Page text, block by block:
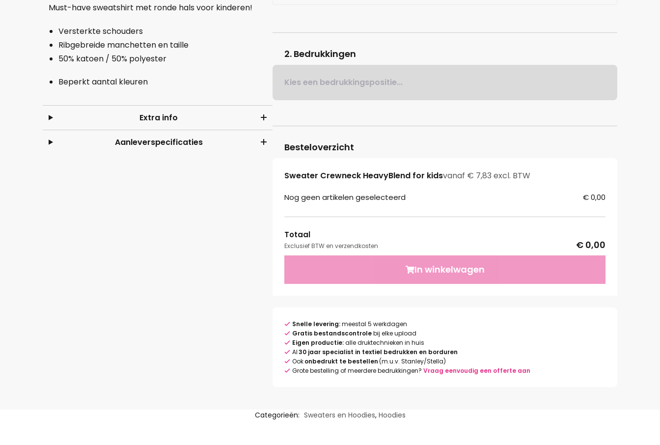
Must-have sweatshirt met ronde hals voor kinderen!
Versterkte schouders
Ribgebreide manchetten en taille
50% katoen / 50% polyester
Beperkt aantal kleuren
Extra info
Aanleverspecificaties
2. Bedrukkingen
Kies een bedrukkingspositie...
Besteloverzicht
Sweater Crewneck HeavyBlend for kidsvanaf € 7,83 excl. BTW
Nog geen artikelen geselecteerd € 0,00
Totaal
Exclusief BTW en verzendkosten
€ 0,00
In winkelwagen
Snelle levering:meestal 5 werkdagen
Gratis bestandscontrolebij elke upload
Eigen productie:alle druktechnieken in huis
Al30 jaar specialist in textiel bedrukken en borduren
Ookonbedrukt te bestellen(m.u.v. Stanley/Stella)
Grote bestelling of meerdere bedrukkingen? Vraag eenvoudig een offerte aan
Categorieën: Sweaters en Hoodies, Hoodies